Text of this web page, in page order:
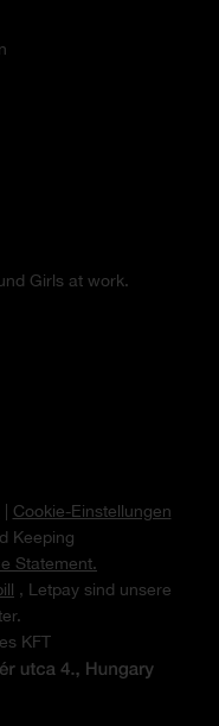
Girls at work.
Cookie-Einstellungen
Keeping
Statement.
, Letpay sind unsere
KFT